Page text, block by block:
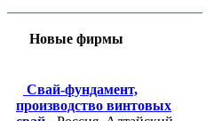
Новые фирмы
Свай-фундамент,
производство винтовых